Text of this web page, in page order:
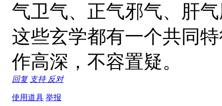
气卫气、正气邪气、肝
这些玄学都有一个共同
作高深，不容置疑。
回复 支持 反对
使用道具 举报